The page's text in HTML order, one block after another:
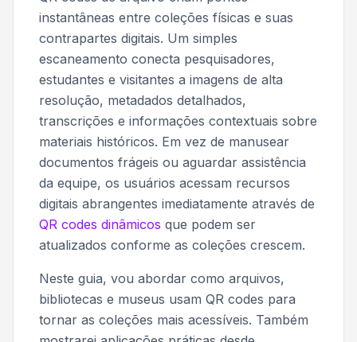
instantâneas entre coleções físicas e suas
contrapartes digitais. Um simples
escaneamento conecta pesquisadores,
estudantes e visitantes a imagens de alta
resolução, metadados detalhados,
transcrições e informações contextuais sobre
materiais históricos. Em vez de manusear
documentos frágeis ou aguardar assistência
da equipe, os usuários acessam recursos
digitais abrangentes imediatamente através de
QR codes dinâmicos que podem ser
atualizados conforme as coleções crescem.
Neste guia, vou abordar como arquivos,
bibliotecas e museus usam QR codes para
tornar as coleções mais acessíveis. Também